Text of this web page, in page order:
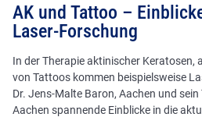
AK und Tattoo –
Laser-Forschung
In der Therapie aktinischer Keratosen,
von Tattoos kommen beispielsweise
Dr. Jens-Malte Baron, Aachen und sein
Aachen spannende Einblicke in die